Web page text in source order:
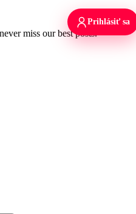
miss our best posts.
Prihlásiť sa